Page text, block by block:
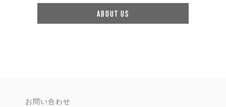
ABOUT US
お問い合わせ